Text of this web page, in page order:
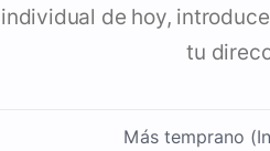
individual de hoy,
tu
Más temprano